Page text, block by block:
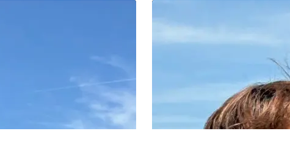
7/7（火）開幕予定「ウィンブルドン
スアンバサダー・伊達公子が小田凱
人、上地結衣にインタビュー!
6/29（月）開幕「ウィンブルドンテ
ニス」WOWOW が大坂なおみら日
本勢4選手にインタビュー!